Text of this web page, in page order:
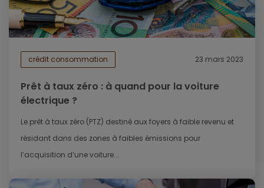
crédit consommation 23 mars 2023
Prêt à taux zéro : à quand pour la voiture
électrique ?
Le prêt à taux zéro (PTZ) destiné aux foyers à faible revenu et
résidant dans des zones à faibles émissions pour
l’acquisition d’une voiture...